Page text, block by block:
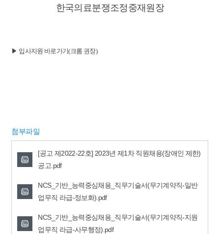
한국의료분쟁조정중재원장
▶ 입사지원 바로가기(크롬 권장)
첨부파일
[공고 제2022-22호] 2023년 제1차 직원채용(장애인 제한)
공고.pdf
NCS_기반_능력중심채용_직무기술서(무기계약직-일반
업무직 라급-정보화).pdf
NCS_기반_능력중심채용_직무기술서(무기계약직-지원
업무직 라급-사무행정).pdf